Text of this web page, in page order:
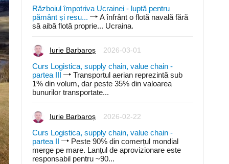
Războiul împotriva Ucrainei - luptă pentru
pământ și resu...
A înfrânt o flotă navală fără
să aibă flotă proprie... Ucraina.
Iurie Barbaroș 2026-03-01
Curs Logistica, supply chain, value chain -
partea III
Transportul aerian reprezintă sub
1% din volum, dar peste 35% din valoarea
bunurilor transportate...
Iurie Barbaroș 2026-02-22
Curs Logistica, supply chain, value chain -
partea II
Peste 90% din comerțul mondial
merge pe mare. Lanțul de aprovizionare este
responsabil pentru ~90...